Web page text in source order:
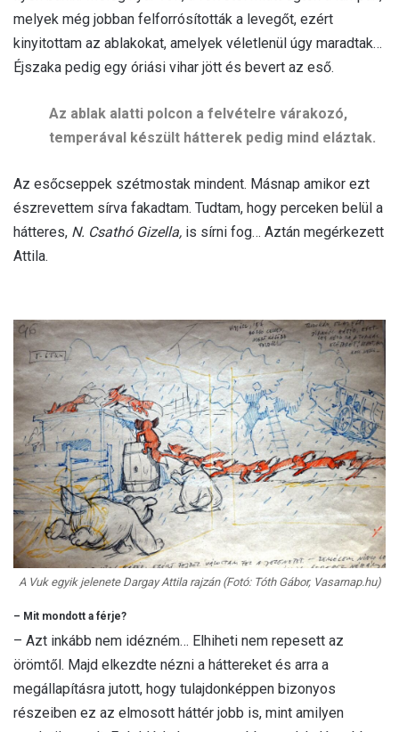
melyek még jobban felforrósították a levegőt, ezért
kinyitottam az ablakokat, amelyek véletlenül úgy maradtak…
Éjszaka pedig egy óriási vihar jött és bevert az eső.
Az ablak alatti polcon a felvételre várakozó,
temperával készült hátterek pedig mind eláztak.
Az esőcseppek szétmostak mindent. Másnap amikor ezt
észrevettem sírva fakadtam. Tudtam, hogy perceken belül a
hátteres, N. Csathó Gizella, is sírni fog… Aztán megérkezett
Attila.
A Vuk egyik jelenete Dargay Attila rajzán (Fotó: Tóth Gábor, Vasarnap.hu)
– Mit mondott a férje?
– Azt inkább nem idézném… Elhiheti nem repesett az
örömtől. Majd elkezdte nézni a háttereket és arra a
megállapításra jutott, hogy tulajdonképpen bizonyos
részeiben ez az elmosott háttér jobb is, mint amilyen